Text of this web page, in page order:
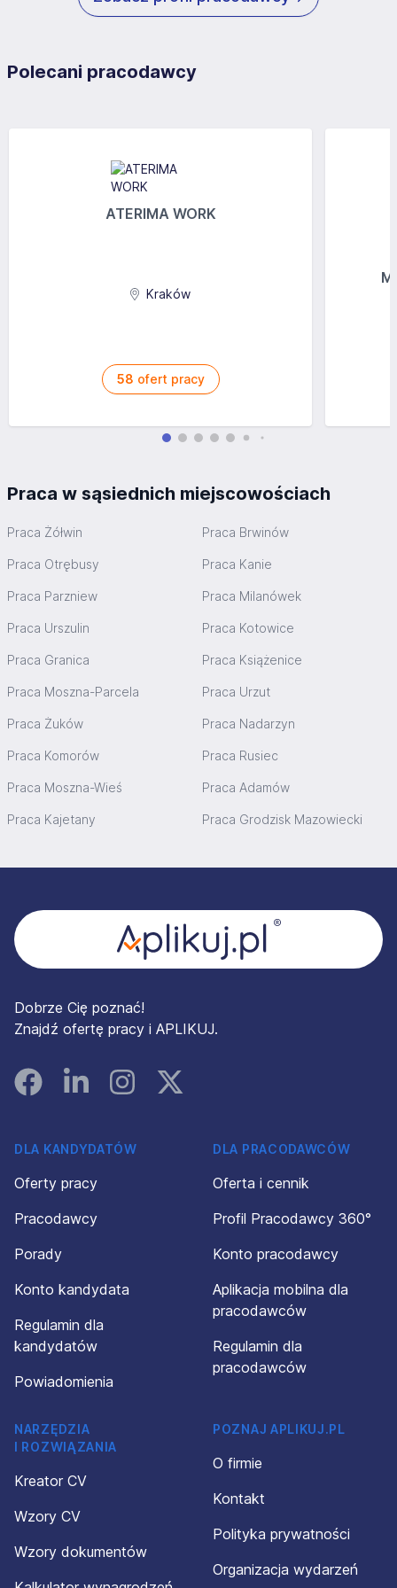
Polecani pracodawcy
ATERIMA WORK
Kraków
58 ofert pracy
Praca w sąsiednich miejscowościach
Praca Żółwin Praca Brwinów
Praca Otrębusy Praca Kanie
Praca Parzniew Praca Milanówek
Praca Urszulin Praca Kotowice
Praca Granica Praca Książenice
Praca Moszna-Parcela Praca Urzut
Praca Żuków Praca Nadarzyn
Praca Komorów Praca Rusiec
Praca Moszna-Wieś Praca Adamów
Praca Kajetany Praca Grodzisk Mazowiecki
Dobrze Cię poznać!
Znajdź ofertę pracy i APLIKUJ.
FacebookLinked InInstagramInstagram
DLA KANDYDATÓW
Oferty pracy
Pracodawcy
Porady
Konto kandydata
Regulamin dla
kandydatów
Powiadomienia
DLA PRACODAWCÓW
Oferta i cennik
Profil Pracodawcy 360°
Konto pracodawcy
Aplikacja mobilna dla
pracodawców
Regulamin dla
pracodawców
NARZĘDZIA
I ROZWIĄZANIA
Kreator CV
Wzory CV
Wzory dokumentów
POZNAJ APLIKUJ.PL
O firmie
Kontakt
Polityka prywatności
Organizacja wydarzeń